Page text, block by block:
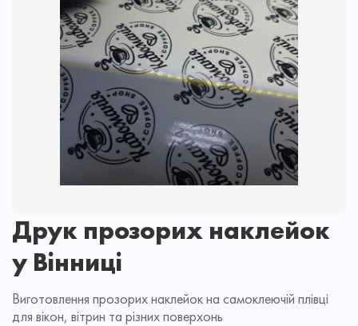
Друк прозорих наклейок
у Вінниці
Виготовлення прозорих наклейок на самоклеючій плівці
для вікон, вітрин та різних поверхонь